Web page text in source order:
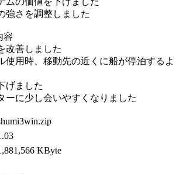
強さを調整しました
容
改善しました
使用時、移動先の近くに船が停泊するよ
げました
ーに少し会いやすくなりました
KByte